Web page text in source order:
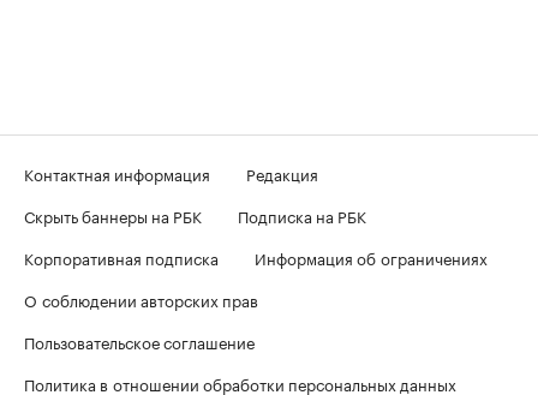
Контактная информация
Редакция
Скрыть баннеры на РБК
Подписка на РБК
Корпоративная подписка
Информация об ограничениях
О соблюдении авторских прав
Пользовательское соглашение
Политика в отношении обработки персональных данных